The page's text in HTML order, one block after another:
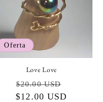
Oferta
Love Love
Precio
habitual
$20.00 USD
$12.00 USD